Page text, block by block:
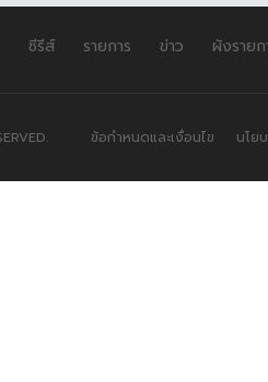
ซีรีส์ รายการ ข่าว ผังรายก
ข้อกำหนดและเงื่อนไข นโย